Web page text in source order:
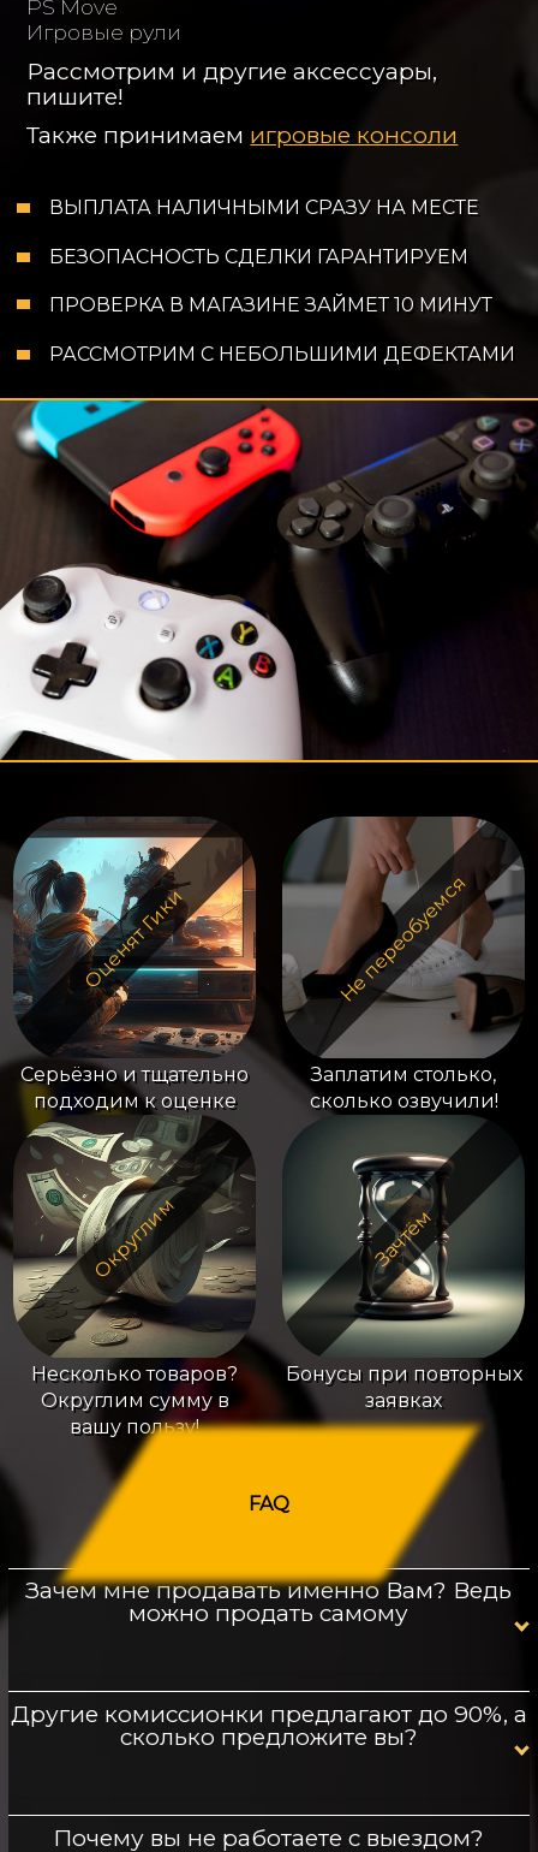
PS Move
Игровые рули
Рассмотрим и другие аксессуары,
пишите!
Также принимаем игровые консоли
ВЫПЛАТА НАЛИЧНЫМИ СРАЗУ НА МЕСТЕ
БЕЗОПАСНОСТЬ СДЕЛКИ ГАРАНТИРУЕМ
ПРОВЕРКА В МАГАЗИНЕ ЗАЙМЕТ 10 МИНУТ
РАССМОТРИМ С НЕБОЛЬШИМИ ДЕФЕКТАМИ
Оценят Гики
Серьёзно и тщательно
подходим к оценке
Не переобуемся
Заплатим столько,
сколько озвучили!
Округлим
Несколько товаров?
Округлим сумму в
вашу пользу!
Зачтём
Бонусы при повторных
заявках
FAQ
Зачем мне продавать именно Вам? Ведь
можно продать самому
Другие комиссионки предлагают до 90%, а
сколько предложите вы?
Почему вы не работаете с выездом?